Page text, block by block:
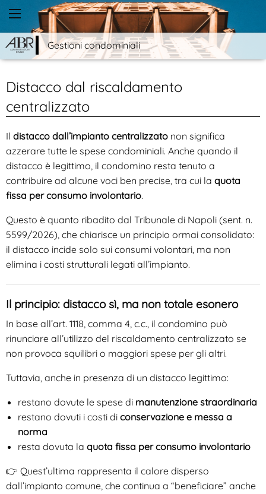
Gestioni condominiali
Distacco dal riscaldamento
centralizzato
Il distacco dall’impianto centralizzato non significa
azzerare tutte le spese condominiali. Anche quando il
distacco è legittimo, il condomino resta tenuto a
contribuire ad alcune voci ben precise, tra cui la quota
fissa per consumo involontario.
Questo è quanto ribadito dal Tribunale di Napoli (sent. n.
5599/2026), che chiarisce un principio ormai consolidato:
il distacco incide solo sui consumi volontari, ma non
elimina i costi strutturali legati all’impianto.
Il principio: distacco sì, ma non totale esonero
In base all’art. 1118, comma 4, c.c., il condomino può
rinunciare all’utilizzo del riscaldamento centralizzato se
non provoca squilibri o maggiori spese per gli altri.
Tuttavia, anche in presenza di un distacco legittimo:
restano dovute le spese di manutenzione straordinaria
restano dovuti i costi di conservazione e messa a
norma
resta dovuta la quota fissa per consumo involontario
👉 Quest’ultima rappresenta il calore disperso
dall’impianto comune, che continua a “beneficiare” anche